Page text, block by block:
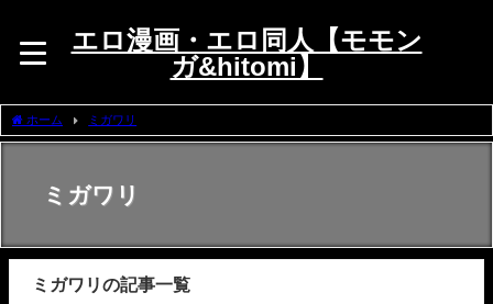
エロ漫画・エロ同人【モモン
ガ&hitomi】
ホーム ミガワリ
ミガワリ
ミガワリの記事一覧